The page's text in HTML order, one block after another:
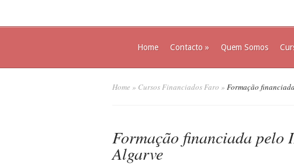
Home Contacto » Quem Somos
Home » Cursos Financiados Faro » Formação
Formação financiada pelo
Algarve